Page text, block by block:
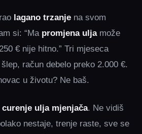
lagano trzanje na svom
si: “Ma promjena uljamože
€ nije hitno.” Tri mjeseca
račun debelo preko 2.000 €.
u životu? Ne baš.
curenje ulja mjenjača. Ne vidiš
nestaje, trenje raste, sve se